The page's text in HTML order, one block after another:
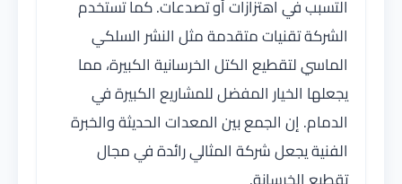
التسبب في اهتزازات أو تصدعات. كما تستخدم
الشركة تقنيات متقدمة مثل النشر السلكي
الماسي لتقطيع الكتل الخرسانية الكبيرة، مما
يجعلها الخيار المفضل للمشاريع الكبيرة في
الدمام. إن الجمع بين المعدات الحديثة والخبرة
الفنية يجعل شركة المثالي رائدة في مجال